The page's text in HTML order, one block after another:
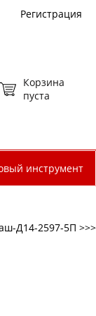
Регистрация
Корзина
пуста
инструмент
Д14-2597-5П >>>